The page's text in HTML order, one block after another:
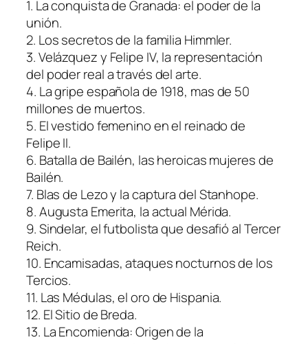
1. La conquista de Granada: el poder de la
unión.
2. Los secretos de la familia Himmler.
3. Velázquez y Felipe IV, la representación
del poder real a través del arte.
4. La gripe española de 1918, mas de 50
millones de muertos.
5. El vestido femenino en el reinado de
Felipe II.
6. Batalla de Bailén, las heroicas mujeres de
Bailén.
7. Blas de Lezo y la captura del Stanhope.
8. Augusta Emerita, la actual Mérida.
9. Sindelar, el futbolista que desafió al Tercer
Reich.
10. Encamisadas, ataques nocturnos de los
Tercios.
11. Las Médulas, el oro de Hispania.
12. El Sitio de Breda.
13. La Encomienda: Origen de la